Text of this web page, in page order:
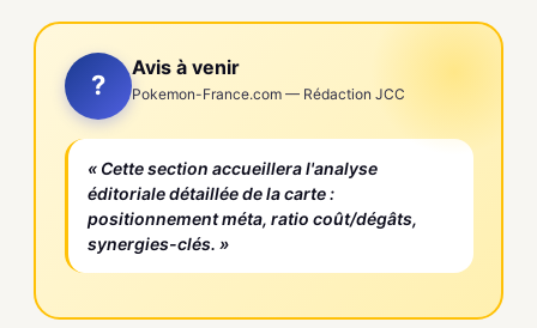
?
Avis à venir
Pokemon-France.com — Rédaction JCC
« Cette section accueillera l'analyse
éditoriale détaillée de la carte :
positionnement méta, ratio coût/dégâts,
synergies-clés. »